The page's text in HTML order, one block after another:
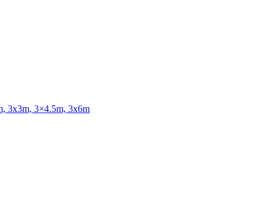
3x3m, 3×4.5m, 3x6m